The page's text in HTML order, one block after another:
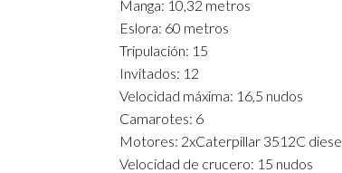
Manga: 10,32 metros
Eslora: 60 metros
Tripulación: 15
Invitados: 12
Velocidad máxima: 16,5 nudos
Camarotes: 6
Motores: 2xCaterpillar 3512C diese
Velocidad de crucero: 15 nudos